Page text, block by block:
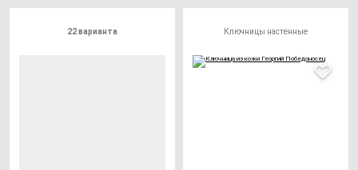
22 варианта Ключницы настенные